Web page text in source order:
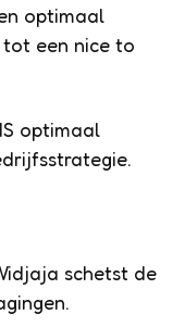
optimaal
een nice to
optimaal
schetst de